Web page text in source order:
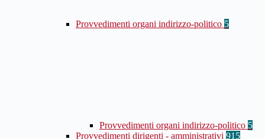
Provvedimenti organi indirizzo-politico 5
Provvedimenti organi indirizzo-politico 5
Provvedimenti dirigenti - amministrativi 915